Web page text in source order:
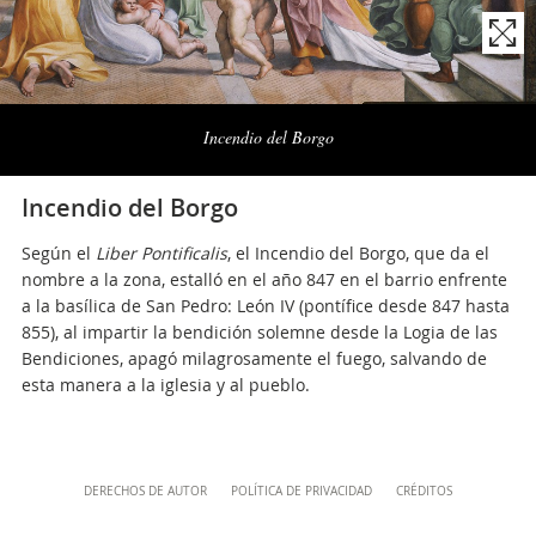
musei@scv.va
Incendio del Borgo
Naviga
Incendio del Borgo
Según el Liber Pontificalis, el Incendio del Borgo, que da el
nombre a la zona, estalló en el año 847 en el barrio enfrente
a la basílica de San Pedro: León IV (pontífice desde 847 hasta
855), al impartir la bendición solemne desde la Logia de las
Bendiciones, apagó milagrosamente el fuego, salvando de
esta manera a la iglesia y al pueblo.
ContentDERECHOS DE AUTOR POLÍTICA DE PRIVACIDAD CRÉDITOS